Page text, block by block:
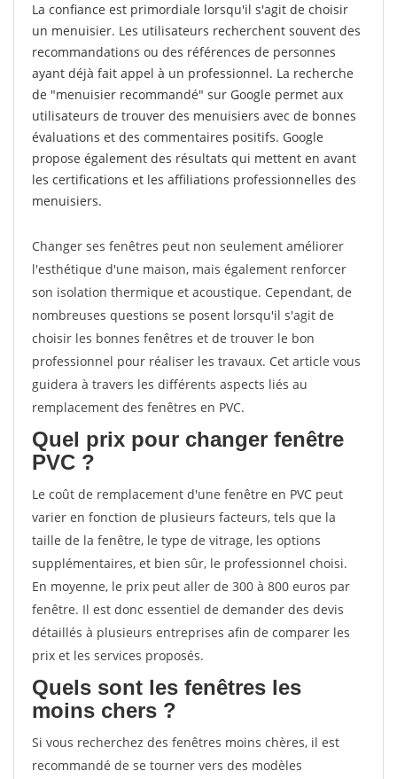
La confiance est primordiale lorsqu'il s'agit de choisir
un menuisier. Les utilisateurs recherchent souvent des
recommandations ou des références de personnes
ayant déjà fait appel à un professionnel. La recherche
de "menuisier recommandé" sur Google permet aux
utilisateurs de trouver des menuisiers avec de bonnes
évaluations et des commentaires positifs. Google
propose également des résultats qui mettent en avant
les certifications et les affiliations professionnelles des
menuisiers.
Changer ses fenêtres peut non seulement améliorer
l'esthétique d'une maison, mais également renforcer
son isolation thermique et acoustique. Cependant, de
nombreuses questions se posent lorsqu'il s'agit de
choisir les bonnes fenêtres et de trouver le bon
professionnel pour réaliser les travaux. Cet article vous
guidera à travers les différents aspects liés au
remplacement des fenêtres en PVC.
Quel prix pour changer fenêtre
PVC ?
Le coût de remplacement d'une fenêtre en PVC peut
varier en fonction de plusieurs facteurs, tels que la
taille de la fenêtre, le type de vitrage, les options
supplémentaires, et bien sûr, le professionnel choisi.
En moyenne, le prix peut aller de 300 à 800 euros par
fenêtre. Il est donc essentiel de demander des devis
détaillés à plusieurs entreprises afin de comparer les
prix et les services proposés.
Quels sont les fenêtres les
moins chers ?
Si vous recherchez des fenêtres moins chères, il est
recommandé de se tourner vers des modèles